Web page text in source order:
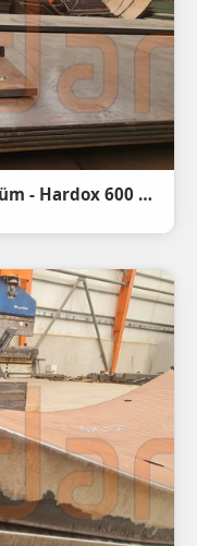
Hardox 600 20mm Abkant Büküm - Hardox 600 20mm steel bending - 1